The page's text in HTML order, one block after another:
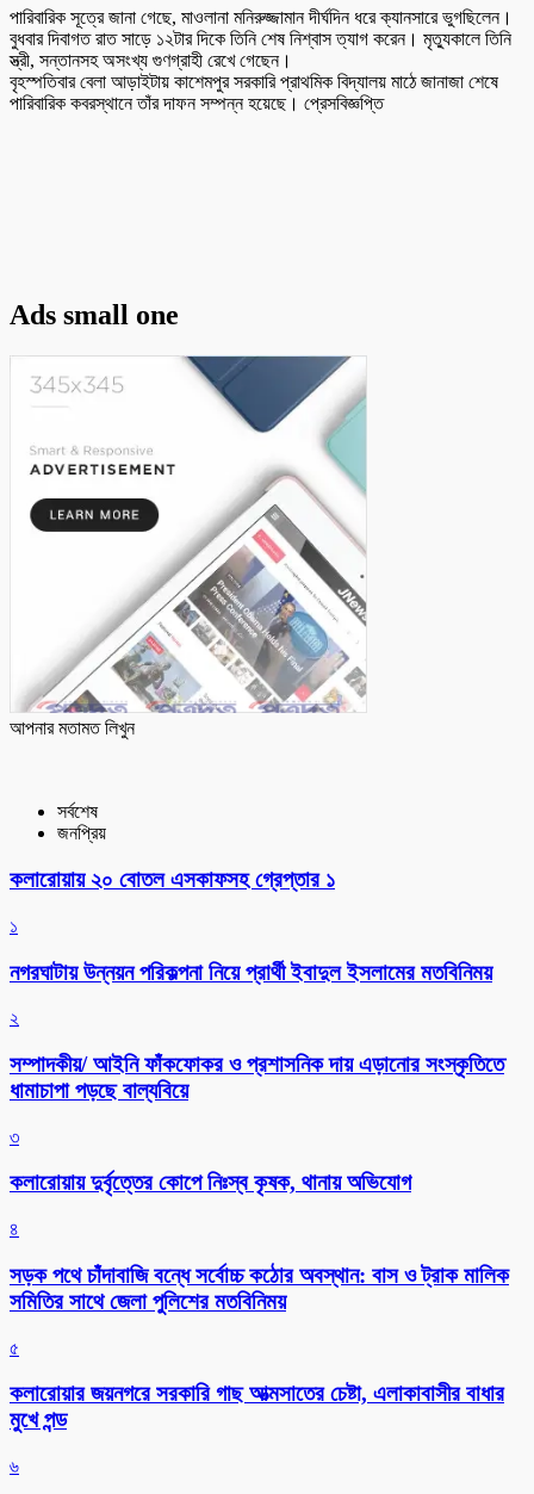
পারিবারিক সূত্রে জানা গেছে, মাওলানা মনিরুজ্জামান দীর্ঘদিন ধরে ক্যানসারে ভুগছিলেন।
বুধবার দিবাগত রাত সাড়ে ১২টার দিকে তিনি শেষ নিশ্বাস ত্যাগ করেন। মৃত্যুকালে তিনি
স্ত্রী, সন্তানসহ অসংখ্য গুণগ্রাহী রেখে গেছেন।
বৃহস্পতিবার বেলা আড়াইটায় কাশেমপুর সরকারি প্রাথমিক বিদ্যালয় মাঠে জানাজা শেষে
পারিবারিক কবরস্থানে তাঁর দাফন সম্পন্ন হয়েছে। প্রেসবিজ্ঞপ্তি
Ads small one
আপনার মতামত লিখুন
সর্বশেষ
জনপ্রিয়
কলারোয়ায় ২০ বোতল এসকাফসহ গ্রেপ্তার ১
১
নগরঘাটায় উন্নয়ন পরিকল্পনা নিয়ে প্রার্থী ইবাদুল ইসলামের মতবিনিময়
২
সম্পাদকীয়/ আইনি ফাঁকফোকর ও প্রশাসনিক দায় এড়ানোর সংস্কৃতিতে
ধামাচাপা পড়ছে বাল্যবিয়ে
৩
কলারোয়ায় দুর্বৃত্তের কোপে নিঃস্ব কৃষক, থানায় অভিযোগ
৪
সড়ক পথে চাঁদাবাজি বন্ধে সর্বোচ্চ কঠোর অবস্থান: বাস ও ট্রাক মালিক
সমিতির সাথে জেলা পুলিশের মতবিনিময়
৫
কলারোয়ার জয়নগরে সরকারি গাছ আত্মসাতের চেষ্টা, এলাকাবাসীর বাধার
মুখে পন্ড
৬